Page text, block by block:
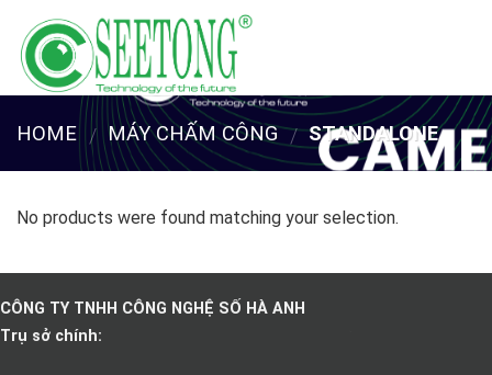
content
HOME / MÁY CHẤM CÔNG / STANDALONE
No products were found matching your selection.
CÔNG TY TNHH CÔNG NGHỆ SỐ HÀ ANH
Trụ sở chính: